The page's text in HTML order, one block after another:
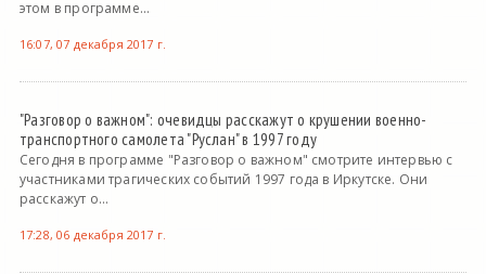
этом в программе...
16:07, 07 декабря 2017 г.
"Разговор о важном": очевидцы расскажут о крушении военно-
транспортного самолета "Руслан" в 1997 году
Сегодня в программе "Разговор о важном" смотрите интервью с
участниками трагических событий 1997 года в Иркутске. Они
расскажут о...
17:28, 06 декабря 2017 г.